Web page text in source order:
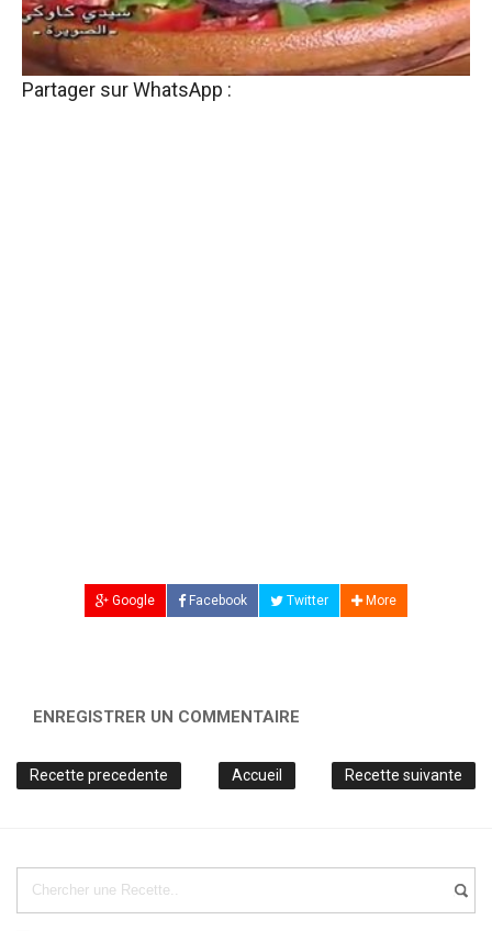
Partager sur WhatsApp :
Google Facebook Twitter More
ENREGISTRER UN COMMENTAIRE
Recette precedente Recette suivante
Accueil